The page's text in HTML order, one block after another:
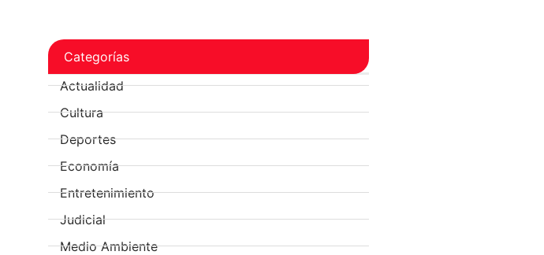
Categorías
Actualidad
Cultura
Deportes
Economía
Entretenimiento
Judicial
Medio Ambiente